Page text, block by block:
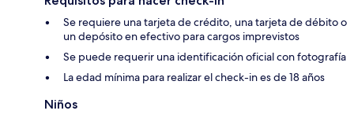
Se requiere una tarjeta de crédito, una tarjeta de débito o
un depósito en efectivo para cargos imprevistos
Se puede requerir una identificación oficial con fotografía
La edad mínima para realizar el check-in es de 18 años
Niños